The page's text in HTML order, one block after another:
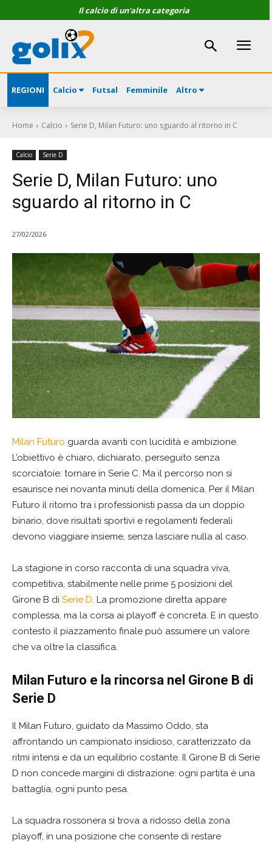
Il calcio di un'altra categoria
REGIONI Calcio Futsal Femminile Altro
Home Calcio Serie D, Milan Futuro: uno sguardo al ritorno in C
Calcio Serie D
Serie D, Milan Futuro: uno
sguardo al ritorno in C
27/02/2026
Milan Futuro guarda avanti con lucidità e ambizione.
L’obiettivo è chiaro, dichiarato, perseguito senza
scorciatoie: tornare in Serie C. Ma il percorso non si
esaurisce nei novanta minuti della domenica. Per il Milan
Futuro il ritorno tra i professionisti passa da un doppio
binario, dove risultati sportivi e regolamenti federali
devono viaggiare insieme, senza lasciare nulla al caso.
La stagione in corso racconta di una squadra viva,
competitiva, stabilmente nelle prime 5 posizioni del
Girone B di Serie D. La promozione diretta appare
complessa, ma la corsa ai playoff è concreta. E in questo
contesto il piazzamento finale può assumere un valore
che va oltre la classifica.
Milan Futuro e la rincorsa nel Girone B di
Serie D
Il Milan Futuro, guidato da Massimo Oddo, sta
affrontando un campionato insidioso, caratterizzato da
ritmi intensi e da un equilibrio costante. Il Girone B di Serie
D non concede margini di distrazione: ogni partita è una
battaglia, ogni punto pesa.
La squadra rossonera si trova a ridosso della zona
playoff, in una posizione che consente di restare